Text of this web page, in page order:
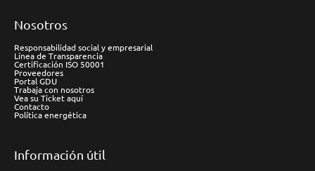
Nosotros
Responsabilidad social y empresarial
Línea de Transparencia
Certificación ISO 50001
Proveedores
Portal GDU
Trabaja con nosotros
Vea su Ticket aquí
Contacto
Política energética
Información útil